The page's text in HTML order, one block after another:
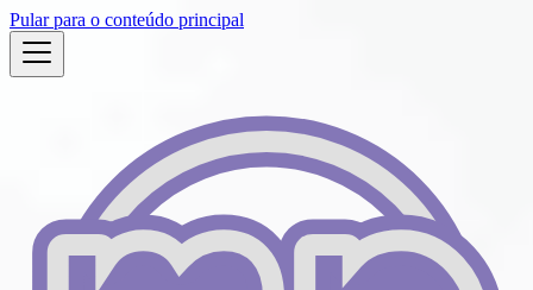
Pular para o conteúdo principal